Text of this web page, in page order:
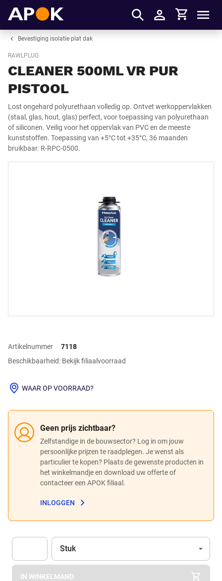
Inloggen
Winkelmandje
Bevestiging isolatie plat dak
RAWLPLUG
CLEANER 500ML VR PUR
PISTOOL
Lost ongehard polyurethaan volledig op. Ontvet werkoppervlakken
(staal, glas, hout, glas) perfect, voor toepassing van polyurethaan
of siliconen. Veilig voor het oppervlak van PVC en de meeste
kunststoffen. Toepassing van +5°C tot +35°C, 36 maanden
bruikbaar. R-RPC-0500.
Artikelnummer
7118
Beschikbaarheid: Bekijk filiaalvoorraad
Geen prijs zichtbaar?
Zelfstandige in de bouwsector? Log in om jouw
persoonlijke prijzen te raadplegen. Je wenst als
particulier te kopen? Plaats de gewenste producten in
het winkelmandje en download uw offerte of
contacteer een APOK filiaal.
INLOGGEN
WAAR OP VOORRAAD?
Apok.Product.Detail.AddToCart.Quantity (Optioneel)
Eenheid
Stuk
IN WINKELMAND